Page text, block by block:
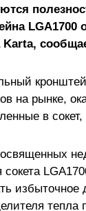
LGA1700
Karta,
на рынке,
в
сокета
избыточное